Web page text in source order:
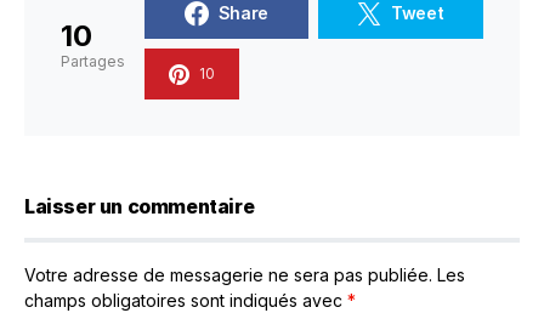
10
Partages
Share Tweet
10
Laisser un commentaire
Votre adresse de messagerie ne sera pas publiée. Les
champs obligatoires sont indiqués avec *